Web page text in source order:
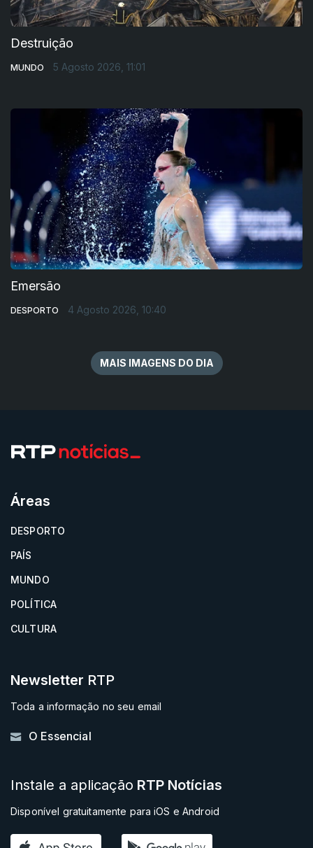
Destruição
MUNDO 5 Agosto 2026, 11:01
Emersão
DESPORTO 4 Agosto 2026, 10:40
MAIS IMAGENS DO DIA
Áreas
DESPORTO
PAÍS
MUNDO
POLÍTICA
CULTURA
Newsletter RTP
Toda a informação no seu email
O Essencial
Instale a aplicação RTP Notícias
Disponível gratuitamente para iOS e Android